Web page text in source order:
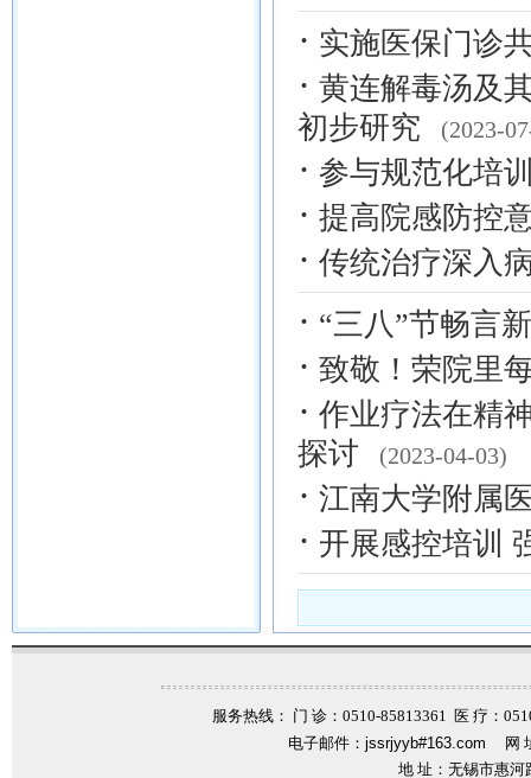
· 实施医保门诊
· 黄连解毒汤及
初步研究
(2023-
· 参与规范化培
· 提高院感防控
· 传统治疗深入
· “三八”节畅言
· 致敬！荣院里
· 作业疗法在精
探讨
(2023-04-03)
· 江南大学附属
· 开展感控培训
服务热线： 门 诊：0510-85813361 医 疗：
电子邮件： jssrjyyb#163.com
网
地 址：无锡市惠河